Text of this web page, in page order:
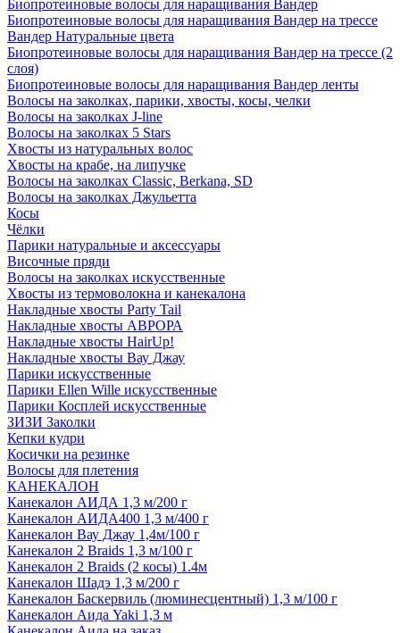
Биопротеиновые волосы для наращивания Вандер
Биопротеиновые волосы для наращивания Вандер на трессе
Вандер Натуральные цвета
Биопротеиновые волосы для наращивания Вандер на трессе (2
слоя)
Биопротеиновые волосы для наращивания Вандер ленты
Волосы на заколках, парики, хвосты, косы, челки
Волосы на заколках J-line
Волосы на заколках 5 Stars
Хвосты из натуральных волос
Хвосты на крабе, на липучке
Волосы на заколках Classic, Berkana, SD
Волосы на заколках Джульетта
Косы
Чёлки
Парики натуральные и аксессуары
Височные пряди
Волосы на заколках искусственные
Хвосты из термоволокна и канекалона
Накладные хвосты Party Tail
Накладные хвосты АВРОРА
Накладные хвосты HairUp!
Накладные хвосты Вау Джау
Парики искусственные
Парики Ellen Wille искусственные
Парики Косплей искусственные
ЗИЗИ Заколки
Кепки кудри
Косички на резинке
Волосы для плетения
КАНЕКАЛОН
Канекалон АИДА 1,3 м/200 г
Канекалон АИДА400 1,3 м/400 г
Канекалон Вау Джау 1,4м/100 г
Канекалон 2 Braids 1,3 м/100 г
Канекалон 2 Braids (2 косы) 1.4м
Канекалон Шадэ 1,3 м/200 г
Канекалон Баскервиль (люминесцентный) 1,3 м/100 г
Канекалон Аида Yaki 1,3 м